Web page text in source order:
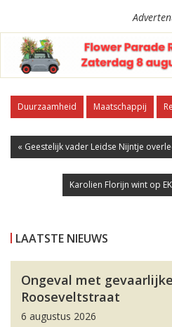
Duurzaamheid Maatschappij
« Geestelijk vader Leidse Nijntje
Karolien Florijn wint op
LAATSTE NIEUWS
Ongeval met
Rooseveltstraat
6 augustus 2026